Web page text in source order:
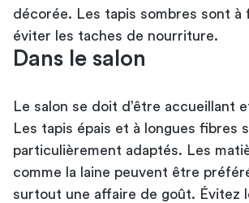
décorée. Les tapis sombres sont à
éviter les taches de nourriture.
Dans le salon
Le salon se doit d’être accueillant
Les tapis épais et à longues fibres
particulièrement adaptés. Les
comme la laine peuvent être
surtout une affaire de goût. Évitez